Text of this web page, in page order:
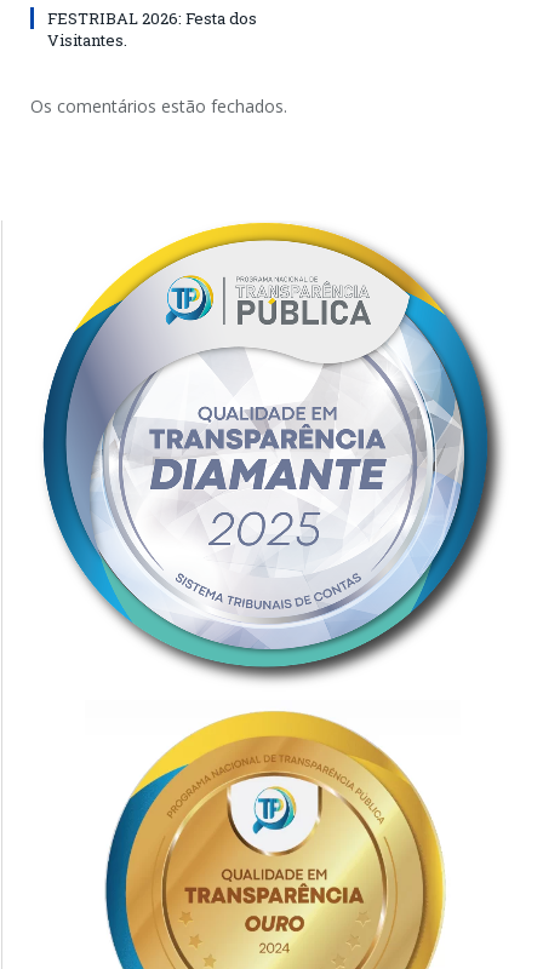
FESTRIBAL 2026: Festa dos
Visitantes.
Os comentários estão fechados.